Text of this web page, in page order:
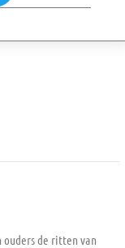
ouders de ritten van